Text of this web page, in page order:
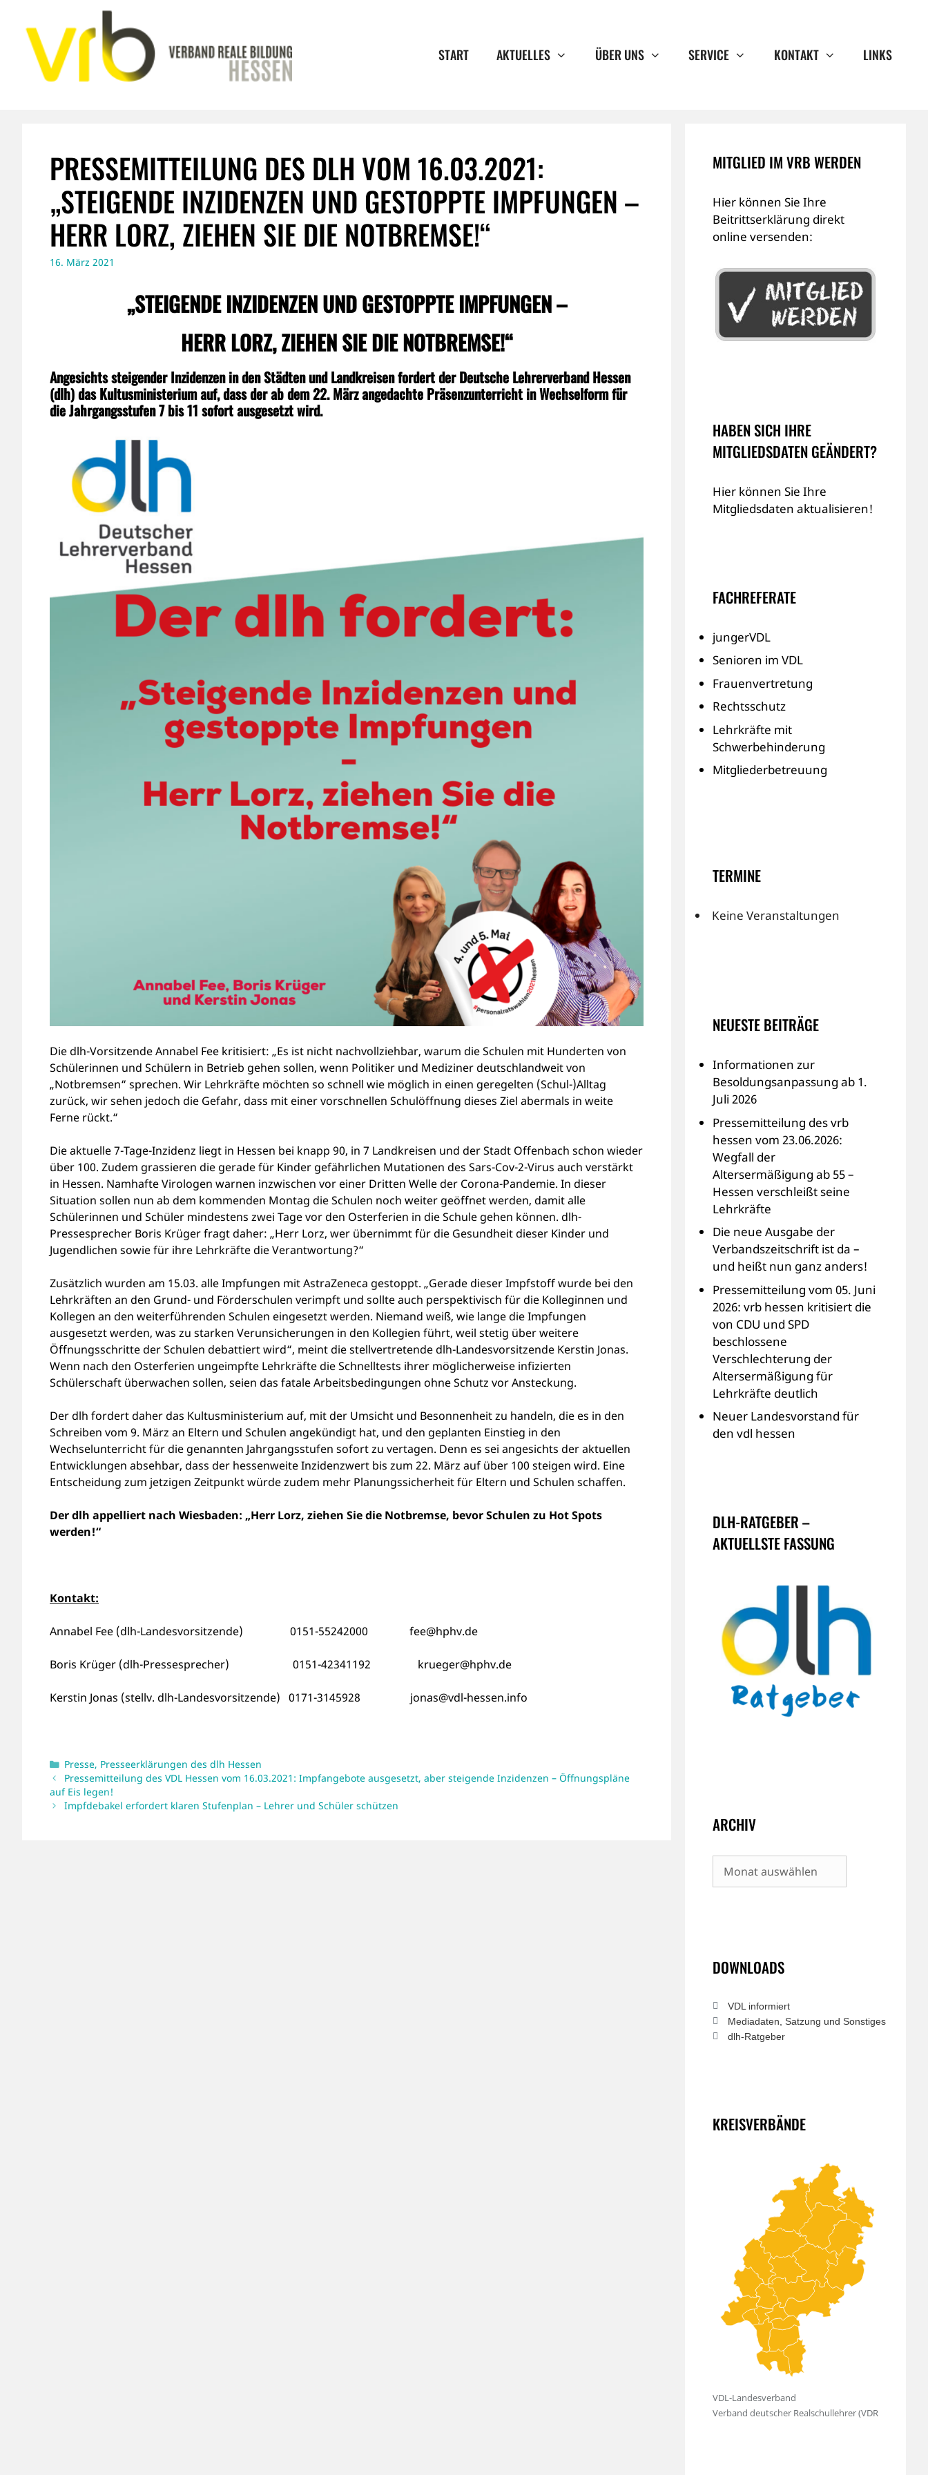
Inhalt
springen
START AKTUELLES ÜBER UNS SERVICE KONTAKT LINKS
PRESSEMITTEILUNG DES DLH VOM 16.03.2021:
„STEIGENDE INZIDENZEN UND GESTOPPTE IMPFUNGEN –
HERR LORZ, ZIEHEN SIE DIE NOTBREMSE!“
16. März 2021
„STEIGENDE INZIDENZEN UND GESTOPPTE IMPFUNGEN –
HERR LORZ, ZIEHEN SIE DIE NOTBREMSE!“
Angesichts steigender Inzidenzen in den Städten und Landkreisen fordert der Deutsche Lehrerverband Hessen
(dlh) das Kultusministerium auf, dass der ab dem 22. März angedachte Präsenzunterricht in Wechselform für
die Jahrgangsstufen 7 bis 11 sofort ausgesetzt wird.
Die dlh-Vorsitzende Annabel Fee kritisiert: „Es ist nicht nachvollziehbar, warum die Schulen mit Hunderten von
Schülerinnen und Schülern in Betrieb gehen sollen, wenn Politiker und Mediziner deutschlandweit von
„Notbremsen“ sprechen. Wir Lehrkräfte möchten so schnell wie möglich in einen geregelten (Schul-)Alltag
zurück, wir sehen jedoch die Gefahr, dass mit einer vorschnellen Schulöffnung dieses Ziel abermals in weite
Ferne rückt.“
Die aktuelle 7-Tage-Inzidenz liegt in Hessen bei knapp 90, in 7 Landkreisen und der Stadt Offenbach schon wieder
über 100. Zudem grassieren die gerade für Kinder gefährlichen Mutationen des Sars-Cov-2-Virus auch verstärkt
in Hessen. Namhafte Virologen warnen inzwischen vor einer Dritten Welle der Corona-Pandemie. In dieser
Situation sollen nun ab dem kommenden Montag die Schulen noch weiter geöffnet werden, damit alle
Schülerinnen und Schüler mindestens zwei Tage vor den Osterferien in die Schule gehen können. dlh-
Pressesprecher Boris Krüger fragt daher: „Herr Lorz, wer übernimmt für die Gesundheit dieser Kinder und
Jugendlichen sowie für ihre Lehrkräfte die Verantwortung?“
Zusätzlich wurden am 15.03. alle Impfungen mit AstraZeneca gestoppt. „Gerade dieser Impfstoff wurde bei den
Lehrkräften an den Grund- und Förderschulen verimpft und sollte auch perspektivisch für die Kolleginnen und
Kollegen an den weiterführenden Schulen eingesetzt werden. Niemand weiß, wie lange die Impfungen
ausgesetzt werden, was zu starken Verunsicherungen in den Kollegien führt, weil stetig über weitere
Öffnungsschritte der Schulen debattiert wird“, meint die stellvertretende dlh-Landesvorsitzende Kerstin Jonas.
Wenn nach den Osterferien ungeimpfte Lehrkräfte die Schnelltests ihrer möglicherweise infizierten
Schülerschaft überwachen sollen, seien das fatale Arbeitsbedingungen ohne Schutz vor Ansteckung.
Der dlh fordert daher das Kultusministerium auf, mit der Umsicht und Besonnenheit zu handeln, die es in den
Schreiben vom 9. März an Eltern und Schulen angekündigt hat, und den geplanten Einstieg in den
Wechselunterricht für die genannten Jahrgangsstufen sofort zu vertagen. Denn es sei angesichts der aktuellen
Entwicklungen absehbar, dass der hessenweite Inzidenzwert bis zum 22. März auf über 100 steigen wird. Eine
Entscheidung zum jetzigen Zeitpunkt würde zudem mehr Planungssicherheit für Eltern und Schulen schaffen.
Der dlh appelliert nach Wiesbaden: „Herr Lorz, ziehen Sie die Notbremse, bevor Schulen zu Hot Spots
werden!“
Kontakt:
Annabel Fee (dlh-Landesvorsitzende) 0151-55242000 fee@hphv.de
Boris Krüger (dlh-Pressesprecher) 0151-42341192 krueger@hphv.de
Kerstin Jonas (stellv. dlh-Landesvorsitzende) 0171-3145928 jonas@vdl-hessen.info
Kategorien
Presse, Presseerklärungen des dlh Hessen
Pressemitteilung des VDL Hessen vom 16.03.2021: Impfangebote ausgesetzt, aber steigende Inzidenzen – Öffnungspläne
auf Eis legen!
Impfdebakel erfordert klaren Stufenplan – Lehrer und Schüler schützen
MITGLIED IM VRB WERDEN
Hier können Sie Ihre
Beitrittserklärung direkt
online versenden:
HABEN SICH IHRE
MITGLIEDSDATEN GEÄNDERT?
Hier können Sie Ihre
Mitgliedsdaten aktualisieren!
FACHREFERATE
jungerVDL
Senioren im VDL
Frauenvertretung
Rechtsschutz
Lehrkräfte mit
Schwerbehinderung
Mitgliederbetreuung
TERMINE
Keine Veranstaltungen
NEUESTE BEITRÄGE
Informationen zur
Besoldungsanpassung ab 1.
Juli 2026
Pressemitteilung des vrb
hessen vom 23.06.2026:
Wegfall der
Altersermäßigung ab 55 –
Hessen verschleißt seine
Lehrkräfte
Die neue Ausgabe der
Verbandszeitschrift ist da –
und heißt nun ganz anders!
Pressemitteilung vom 05. Juni
2026: vrb hessen kritisiert die
von CDU und SPD
beschlossene
Verschlechterung der
Altersermäßigung für
Lehrkräfte deutlich
Neuer Landesvorstand für
den vdl hessen
DLH-RATGEBER –
AKTUELLSTE FASSUNG
ARCHIV
Archiv
DOWNLOADS
VDL informiert
Mediadaten, Satzung und Sonstiges
dlh-Ratgeber
KREISVERBÄNDE